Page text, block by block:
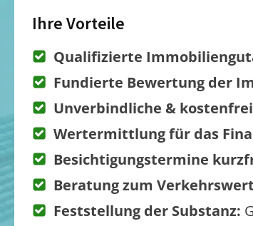
Ihre Vorteile
Qualifizierte
Fundierte Bewertung der
Unverbindliche &
Wertermittlung für das
Besichtigungstermine
Beratung zum
Feststellung der Substanz: